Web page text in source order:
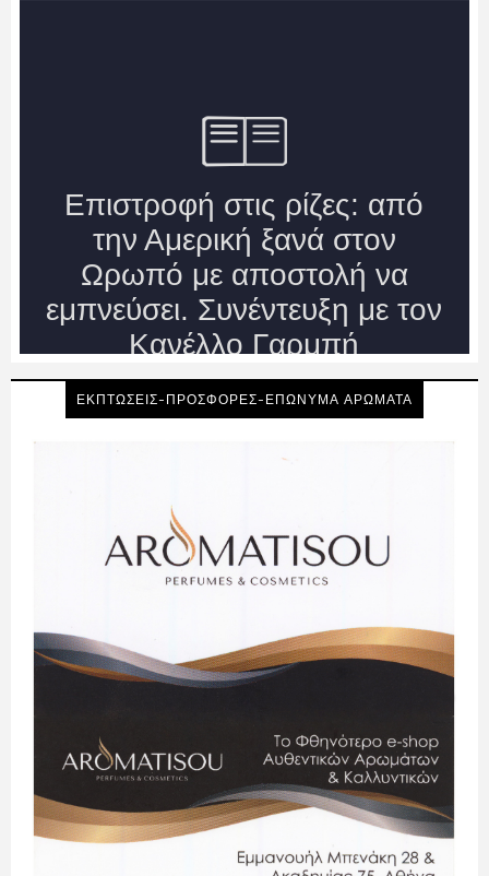
ΕΚΠΤΩΣΕΙΣ-ΠΡΟΣΦΟΡΕΣ-ΕΠΩΝΥΜΑ ΑΡΩΜΑΤΑ